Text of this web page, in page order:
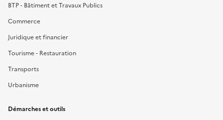
BTP - Bâtiment et Travaux Publics
Commerce
Juridique et financier
Tourisme - Restauration
Transports
Urbanisme
Démarches et outils